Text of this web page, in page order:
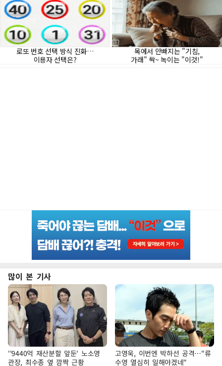
많이 본 기사
''9440억 재산분할 앞둔' 노소영
관장, 최수종 옆 깜짝 근황
고영욱, 이번엔 박하선 공격…"류
수영 열심히 일해야겠네"